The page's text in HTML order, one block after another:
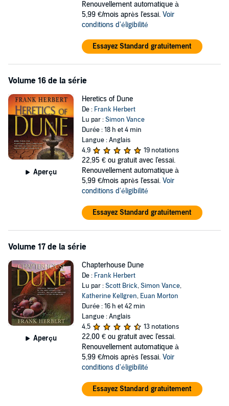
Renouvellement automatique à
5,99 €/mois après l'essai. Voir
conditions d'éligibilité
Essayez Standard gratuitement
Volume 16 de la série
Aperçu
Heretics of Dune
De : Frank Herbert
Lu par :Simon Vance
Durée : 18 h et 4 min
Langue : Anglais
4,9
19 notations
22,95 € ou gratuit avec l'essai.
Renouvellement automatique à
5,99 €/mois après l'essai. Voir
conditions d'éligibilité
Essayez Standard gratuitement
Volume 17 de la série
Aperçu
Chapterhouse Dune
De : Frank Herbert
Lu par :Scott Brick,Simon Vance,
Katherine Kellgren, Euan Morton
Durée : 16 h et 42 min
Langue : Anglais
4,5
13 notations
22,00 € ou gratuit avec l'essai.
Renouvellement automatique à
5,99 €/mois après l'essai. Voir
conditions d'éligibilité
Essayez Standard gratuitement